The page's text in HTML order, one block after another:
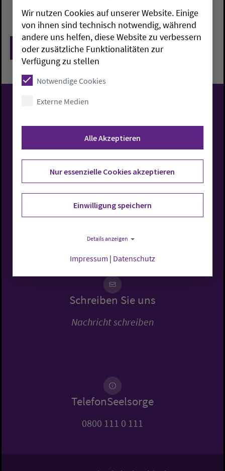
Zurück
Kirche in Oldenburg
0441 7701-0
Schreiben Sie uns
Nachricht schreiben
TelefonSeelsorge
0800 111 0 111
Wir nutzen Cookies auf unserer Website. Einige
von ihnen sind technisch notwendig, während
andere uns helfen, diese Website zu verbessern
oder zusätzliche Funktionalitäten zur
Verfügung zu stellen
Notwendige Cookies
Externe Medien
Alle Akzeptieren
Nur essenzielle Cookies akzeptieren
Einwilligung speichern
Details anzeigen
Impressum | Datenschutz